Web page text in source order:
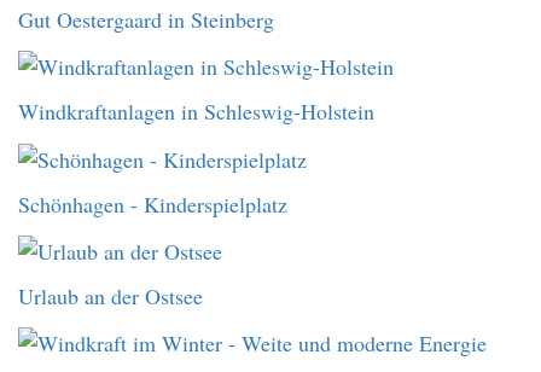
Gut Oestergaard in Steinberg
Windkraftanlagen in Schleswig-Holstein
Schönhagen - Kinderspielplatz
Urlaub an der Ostsee